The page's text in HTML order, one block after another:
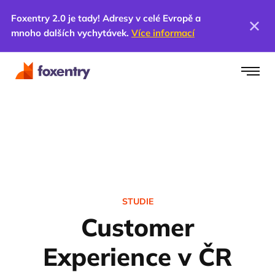
Foxentry 2.0 je tady! Adresy v celé Evropě a
mnoho dalších vychytávek. Více informací
STUDIE
Customer
Experience v ČR